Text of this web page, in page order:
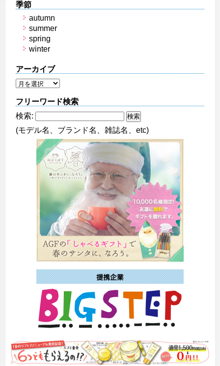
季節
autumn
summer
spring
winter
アーカイブ
フリーワード検索
検索:
(モデル名、ブランド名、雑誌名、etc)